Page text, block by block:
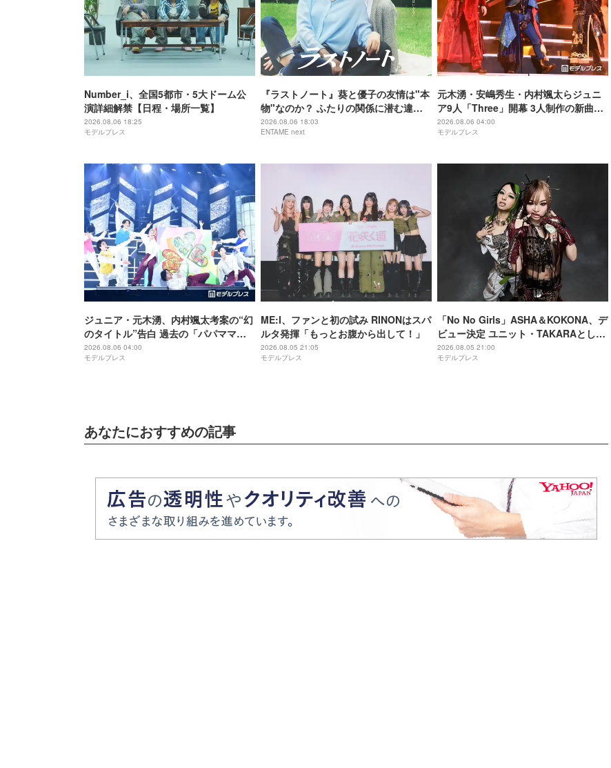
Number_i、全国5都市・5大ドーム公
演詳細解禁【日程・場所一覧】
2026.08.06 18:25
モデルプレス
『ラストノート』葵と優子の友情は"本
物"なのか？ ふたりの関係に潜む違和
感の正体
2026.08.06 18:03
ENTAME next
元木湧・安嶋秀生・内村颯太らジュニ
ア9人「Three」開幕 3人制作の新曲＆
手描きセットに込めた想い「もっと前
に進んで夢を掴みたい」【ゲネプロレ
2026.08.06 04:00
モデルプレス
ジュニア・元木湧、内村颯太考案の“幻
のタイトル”告白 過去の「パパママ一
番」を例に「颯太の作戦は成功」
【Three】
2026.08.06 04:00
モデルプレス
ME:I、ファンと初の試み RINONはスパ
ルタ発揮「もっとお腹から出して！」
2026.08.05 21:05
モデルプレス
「No No Girls」ASHA＆KOKONA、デ
ビュー決定 ユニット・TAKARAとして
セルフプロデュース楽曲リリースへ
2026.08.05 21:00
モデルプレス
あなたにおすすめの記事